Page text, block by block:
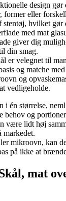
design gør
former eller
stentøj, hvilket gør
med mat
giver dig
din smag.
er velegnet til
og matche
og
vedligeholde.
i én størrelse,
behov og
være lidt høj
markedet.
mikroovn, kan
på ikke at
mat